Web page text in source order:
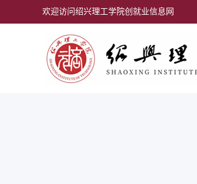
欢迎访问绍兴理工学院创就业信息网